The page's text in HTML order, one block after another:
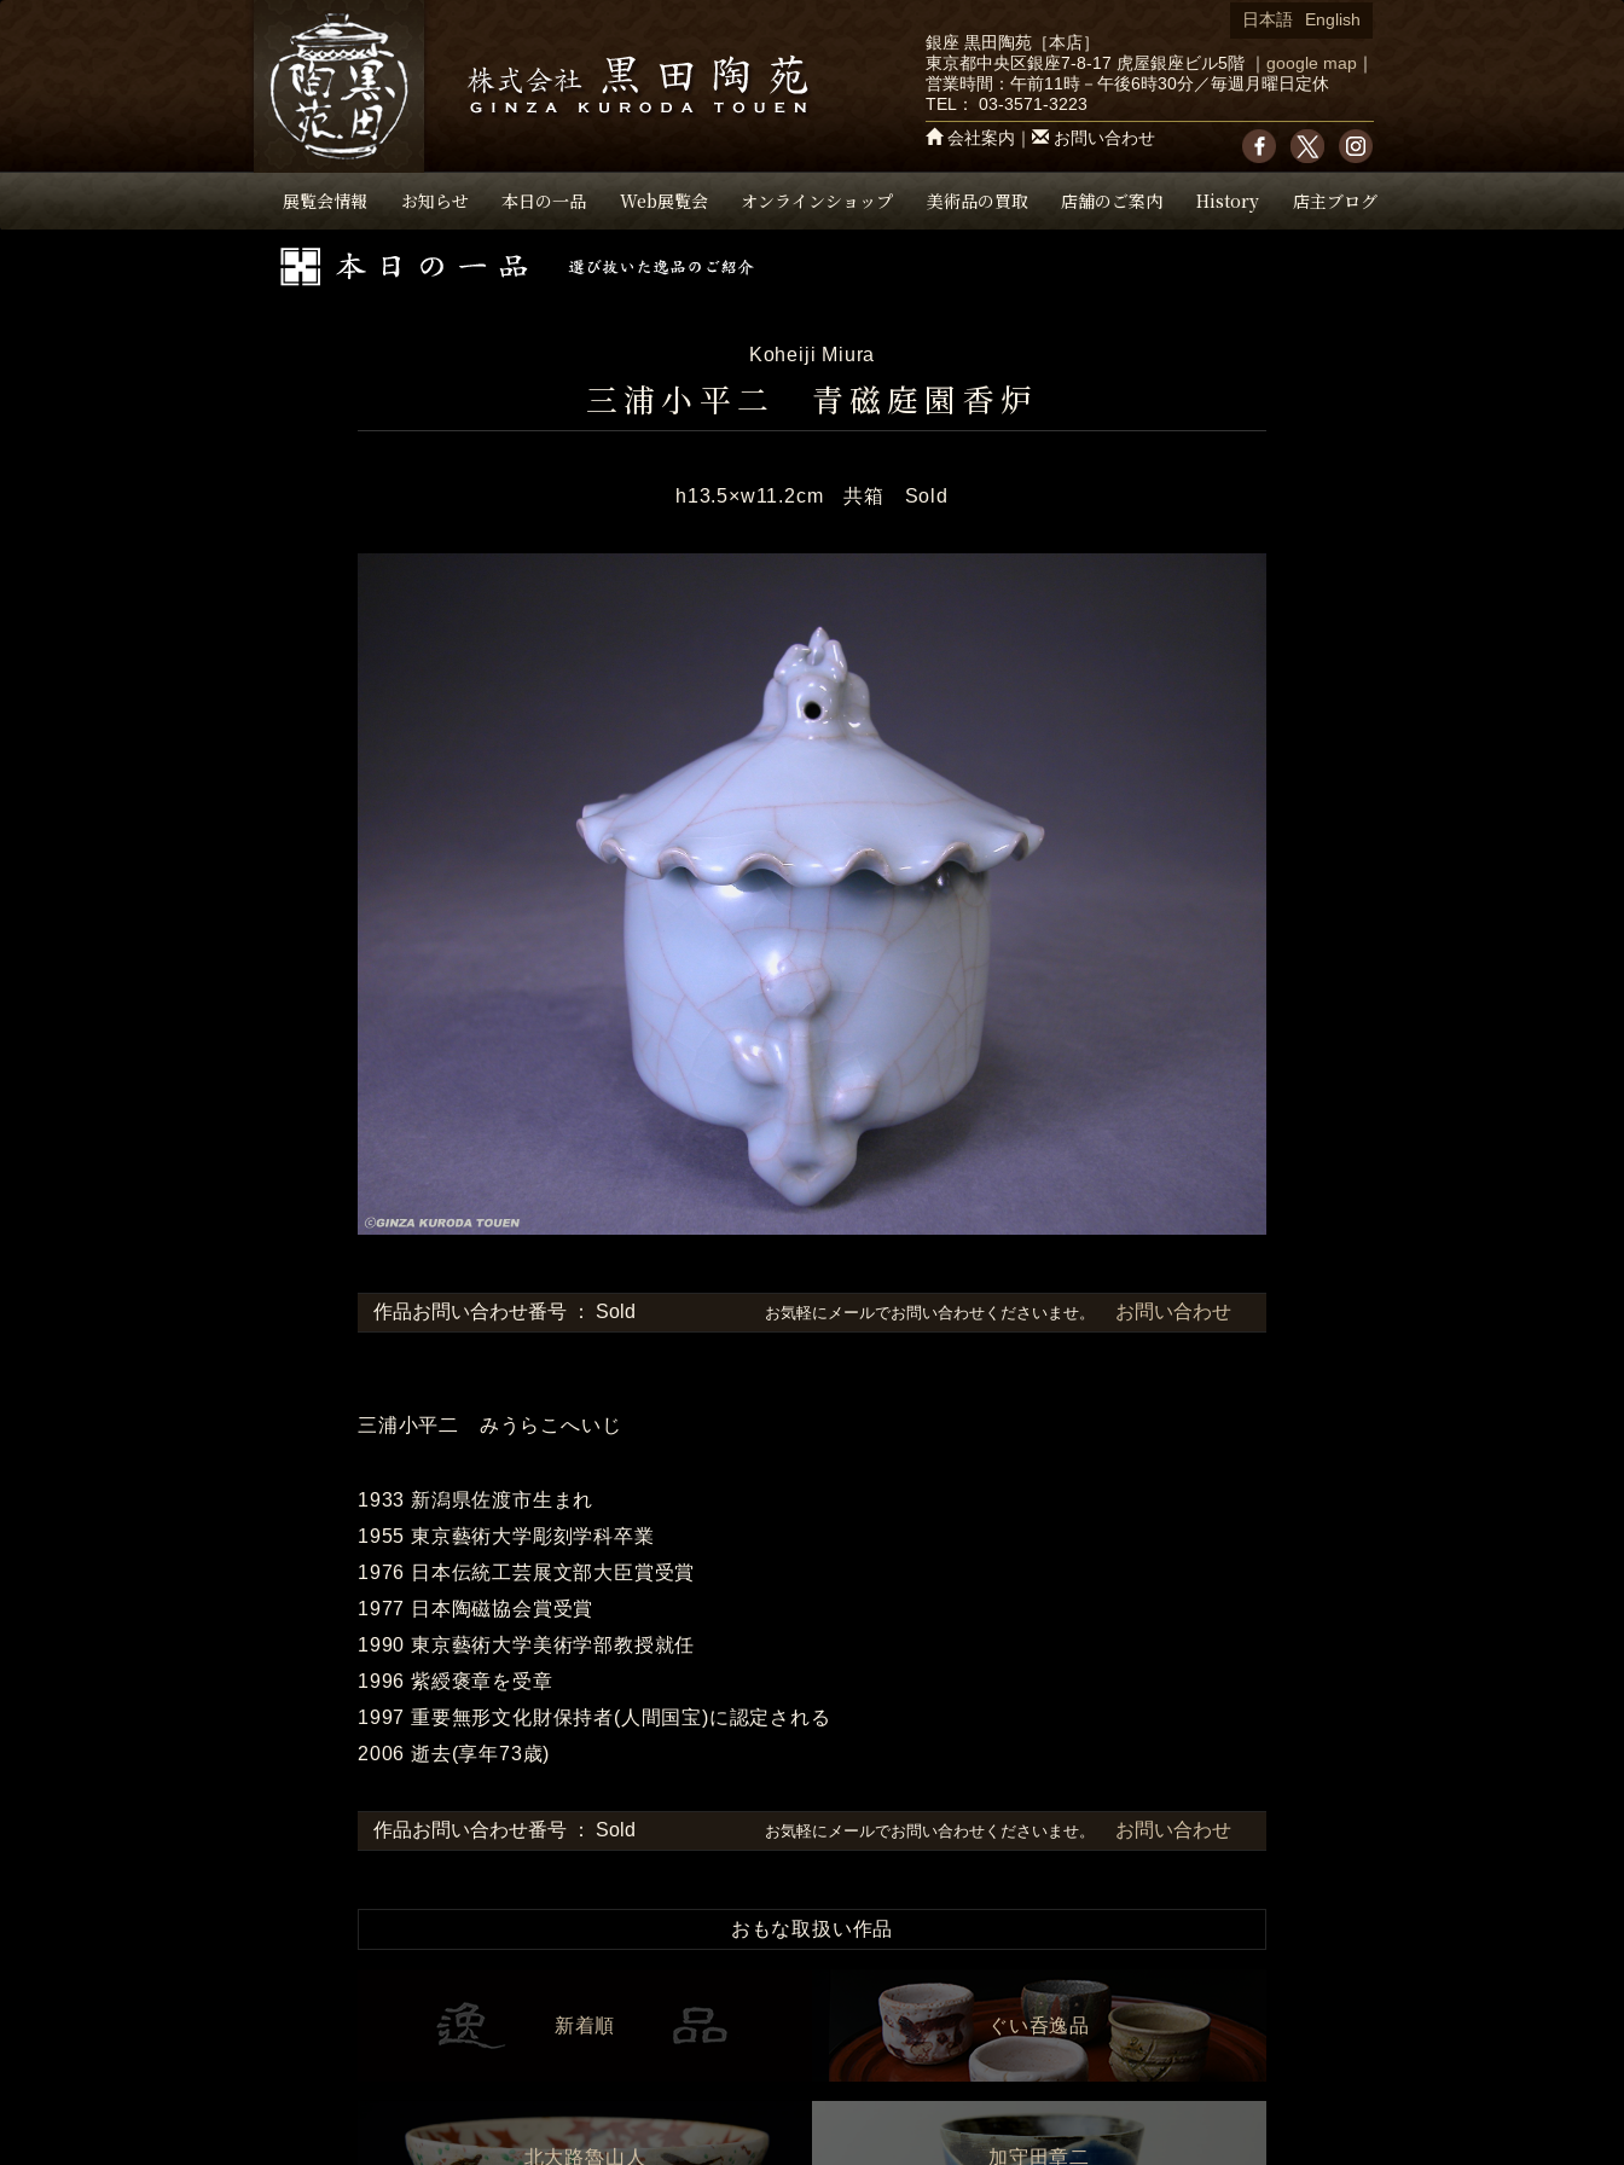
展覧会情報 お知らせ 本日の一品 Web展覧会 オンラインショップ 美術品の買取 店舗のご案内 History 店主ブログ
銀座 黒田陶苑［本店］
東京都中央区銀座7-8-17 虎屋銀座ビル5階
google map
営業時間：午前11時－午後6時30分／毎週月曜日定休
TEL： 03-3571-3223
会社案内
お問い合わせ
日本語 English
Koheiji Miura
三浦小平二 青磁庭園香炉
h13.5×w11.2cm 共箱 Sold
作品お問い合わせ番号 ： Sold お気軽にメールでお問い合わせくださいませ。 お問い合わせ
三浦小平二 みうらこへいじ
1933 新潟県佐渡市生まれ
1955 東京藝術大学彫刻学科卒業
1976 日本伝統工芸展文部大臣賞受賞
1977 日本陶磁協会賞受賞
1990 東京藝術大学美術学部教授就任
1996 紫綬褒章を受章
1997 重要無形文化財保持者(人間国宝)に認定される
2006 逝去(享年73歳)
作品お問い合わせ番号 ： Sold お気軽にメールでお問い合わせくださいませ。 お問い合わせ
おもな取扱い作品
新着順 ぐい呑逸品
北大路魯山人 加守田章二